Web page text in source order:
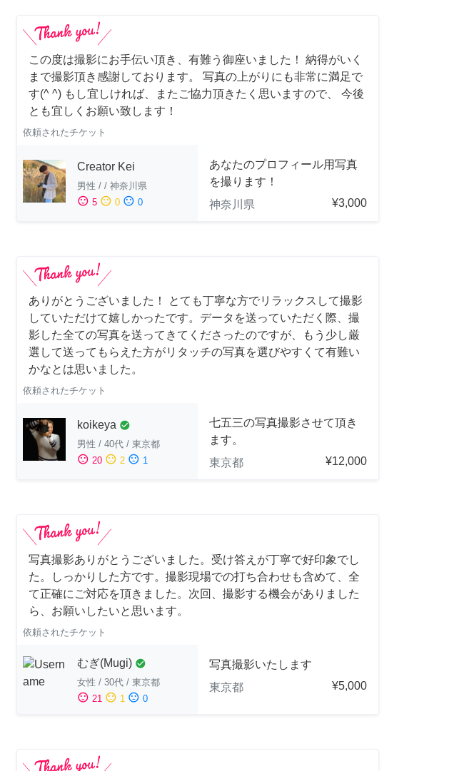
この度は撮影にお手伝い頂き、有難う御座いました！ 納得がいく
まで撮影頂き感謝しております。 写真の上がりにも非常に満足で
す(^ ^) もし宜しければ、またご協力頂きたく思いますので、 今後
とも宜しくお願い致します！
依頼されたチケット
Creator Kei
男性 / / 神奈川県
sentiment_satisfied 5 sentiment_neutral 0 sentiment_dissatisfied 0
あなたのプロフィール用写真
を撮ります！
神奈川県
¥3,000
ありがとうございました！ とても丁寧な方でリラックスして撮影
していただけて嬉しかったです。データを送っていただく際、撮
影した全ての写真を送ってきてくださったのですが、もう少し厳
選して送ってもらえた方がリタッチの写真を選びやすくて有難い
かなとは思いました。
依頼されたチケット
koikeya check_circle
男性 / 40代 / 東京都
sentiment_satisfied 20 sentiment_neutral 2 sentiment_dissatisfied 1
七五三の写真撮影させて頂き
ます。
東京都
¥12,000
写真撮影ありがとうございました。受け答えが丁寧で好印象でし
た。しっかりした方です。撮影現場での打ち合わせも含めて、全
て正確にご対応を頂きました。次回、撮影する機会がありました
ら、お願いしたいと思います。
依頼されたチケット
むぎ(Mugi) check_circle
女性 / 30代 / 東京都
sentiment_satisfied 21 sentiment_neutral 1 sentiment_dissatisfied 0
写真撮影いたします
東京都
¥5,000